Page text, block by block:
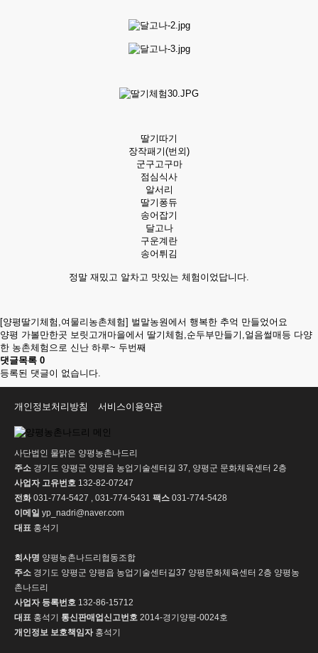
딸기따기
장작패기(번외)
군구고구마
점심식사
알서리
딸기퐁듀
송어잡기
달고나
구운계란
송어튀김
정말 재밌고 알차고 맛있는 체험이었답니다.
[양평딸기체험,여물리농촌체험] 벌말농원에서 행복한 추억 만들었어요
양평 가볼만한곳 보릿고개마을에서 딸기체험,순두부만들기,얼음썰매등 다양
한 농촌체험으로 신난 하루~ 두번째
댓글목록 0
등록된 댓글이 없습니다.
개인정보처리방침 서비스이용약관
사단법인 물맑은 양평농촌나드리
주소 경기도 양평군 양평읍 농업기술센터길 37, 양평군 문화체육센터 2층
사업자 고유번호 132-82-07247
전화031-774-5427 , 031-774-5431 팩스 031-774-5428
이메일 yp_nadri@naver.com
대표 홍석기
회사명 양평농촌나드리협동조합
주소 경기도 양평군 양평읍 농업기술센터길37 양평문화체육센터 2층 양평농
촌나드리
사업자 등록번호 132-86-15712
대표 홍석기 통신판매업신고번호 2014-경기양평-0024호
개인정보 보호책임자홍석기